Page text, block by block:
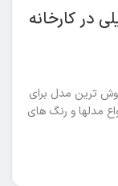
در کارخانه
ترین مدل برای
انواع مدلها و رنگ های